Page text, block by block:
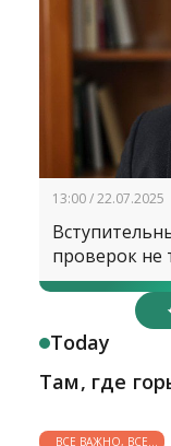
13:00 / 22.07.2025
проверок не
Today
Там, где
ВСЕ ВАЖНО, ВСЕ